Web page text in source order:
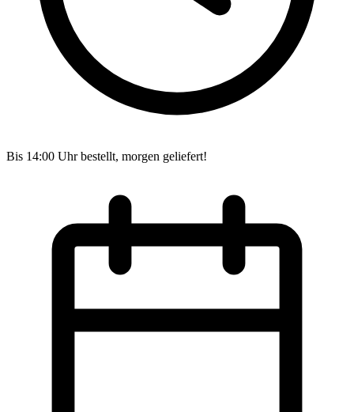
Bis 14:00 Uhr bestellt, morgen geliefert!